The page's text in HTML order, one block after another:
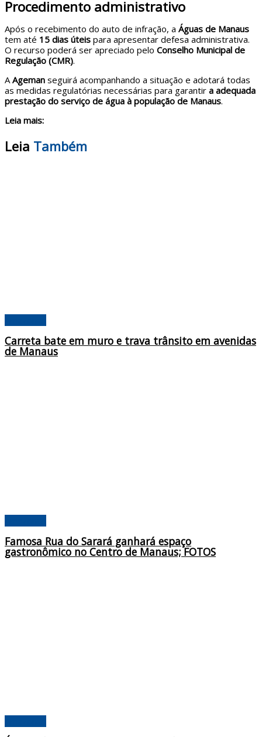
Procedimento administrativo
Após o recebimento do auto de infração, a Águas de Manaus
tem até 15 dias úteis para apresentar defesa administrativa.
O recurso poderá ser apreciado pelo Conselho Municipal de
Regulação (CMR).
A Ageman seguirá acompanhando a situação e adotará todas
as medidas regulatórias necessárias para garantir a adequada
prestação do serviço de água à população de Manaus.
Leia mais:
Leia Também
Carreta bate em muro e trava trânsito em avenidas
de Manaus
Famosa Rua do Sarará ganhará espaço
gastronômico no Centro de Manaus; FOTOS